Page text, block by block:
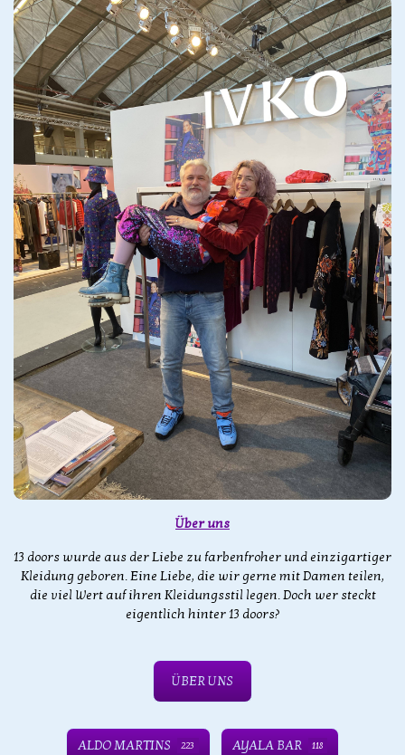
Über uns
13 doors wurde aus der Liebe zu farbenfroher und einzigartiger
Kleidung geboren. Eine Liebe, die wir gerne mit Damen teilen,
die viel Wert auf ihren Kleidungsstil legen. Doch wer steckt
eigentlich hinter 13 doors?
ÜBER UNS
ALDO MARTINS 223 AYALA BAR 118